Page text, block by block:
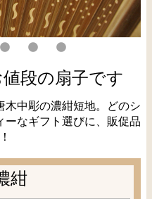
段の扇子です
木中彫の濃紺短地。どのシ
ーなギフト選びに、販促品
紺